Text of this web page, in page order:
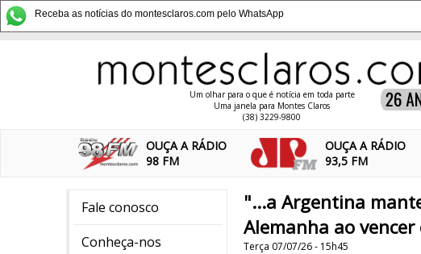
Receba as notícias do montesclaros.com pelo WhatsApp
Um olhar para o que é notícia em toda parte
Uma janela para Montes Claros
(38) 3229-9800
OUÇA A RÁDIO
98 FM
OUÇA A RÁDIO
93,5 FM
Fale conosco
Conheça-nos
"...a Argentina
Alemanha ao
Terça 07/07/26 - 15h45